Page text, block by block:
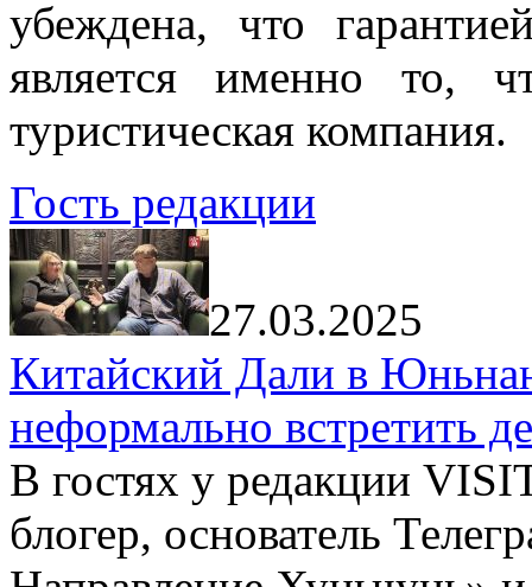
убеждена, что
является именно то,
туристическая компания.
Гость редакции
27.03.2025
Китайский Дали в
неформально встретить
В гостях у редакции
блогер, основатель